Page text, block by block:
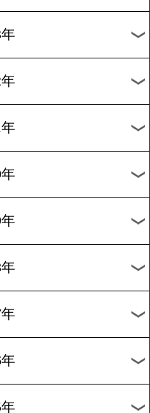
2025年
2023年
2021年
2020年